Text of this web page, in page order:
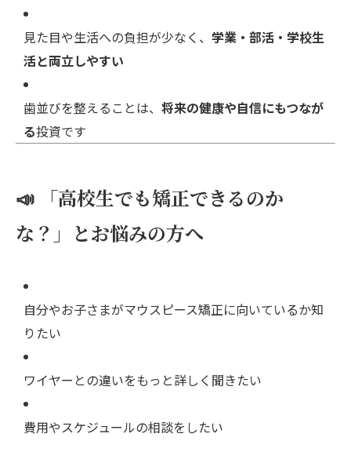
見た目や生活への負担が少なく、 学業・部活・学校生
活と両立しやすい
歯並びを整えることは、 将来の健康や自信にもつなが
る投資です
📣 「高校生でも矯正できるのか
な？」とお悩みの方へ
自分やお子さまがマウスピース矯正に向いているか知
りたい
ワイヤーとの違いをもっと詳しく聞きたい
費用やスケジュールの相談をしたい